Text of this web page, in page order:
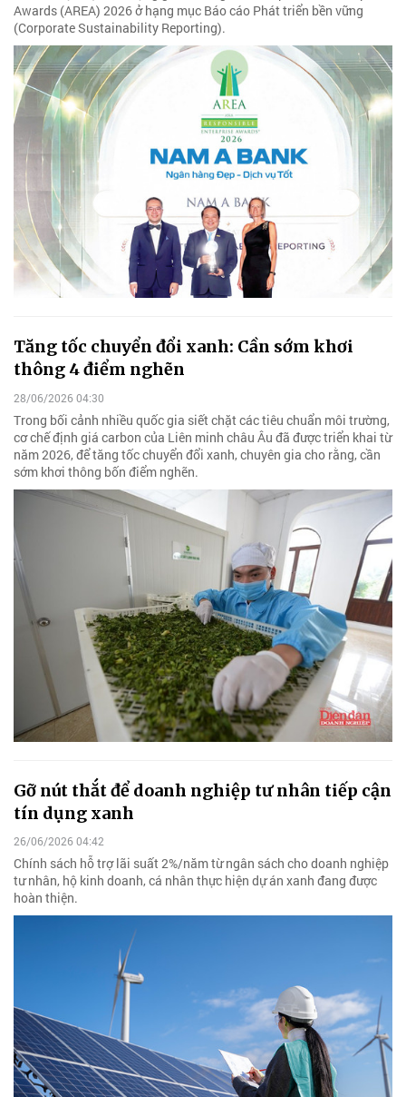
Awards (AREA) 2026 ở hạng mục Báo cáo Phát triển bền vững
(Corporate Sustainability Reporting).
Tăng tốc chuyển đổi xanh: Cần sớm khơi
thông 4 điểm nghẽn
28/06/2026 04:30
Trong bối cảnh nhiều quốc gia siết chặt các tiêu chuẩn môi trường,
cơ chế định giá carbon của Liên minh châu Âu đã được triển khai từ
năm 2026, để tăng tốc chuyển đổi xanh, chuyên gia cho rằng, cần
sớm khơi thông bốn điểm nghẽn.
Gỡ nút thắt để doanh nghiệp tư nhân tiếp cận
tín dụng xanh
26/06/2026 04:42
Chính sách hỗ trợ lãi suất 2%/năm từ ngân sách cho doanh nghiệp
tư nhân, hộ kinh doanh, cá nhân thực hiện dự án xanh đang được
hoàn thiện.